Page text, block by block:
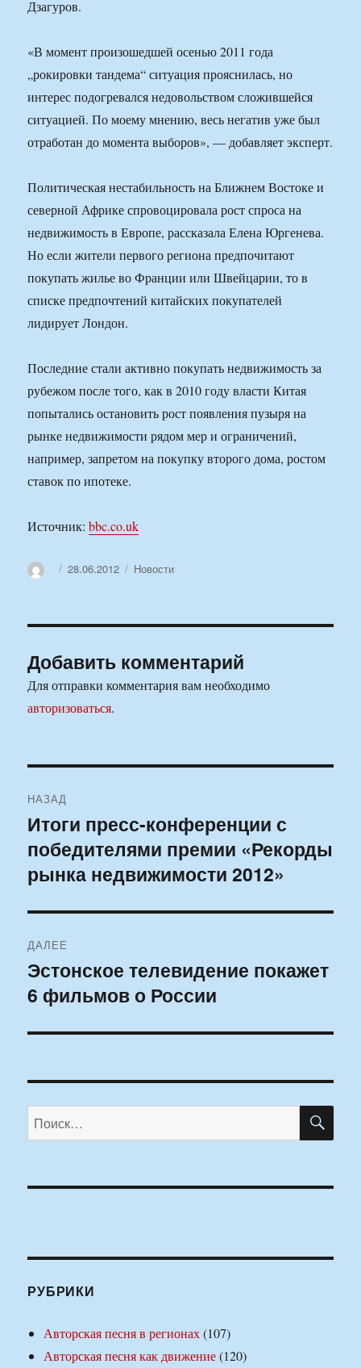
Дзагуров.
«В момент произошедшей осенью 2011 года
„рокировки тандема“ ситуация прояснилась, но
интерес подогревался недовольством сложившейся
ситуацией. По моему мнению, весь негатив уже был
отработан до момента выборов», — добавляет эксперт.
Политическая нестабильность на Ближнем Востоке и
северной Африке спровоцировала рост спроса на
недвижимость в Европе, рассказала Елена Юргенева.
Но если жители первого региона предпочитают
покупать жилье во Франции или Швейцарии, то в
списке предпочтений китайских покупателей
лидирует Лондон.
Последние стали активно покупать недвижимость за
рубежом после того, как в 2010 году власти Китая
попытались остановить рост появления пузыря на
рынке недвижимости рядом мер и ограничений,
например, запретом на покупку второго дома, ростом
ставок по ипотеке.
Источник:bbc.co.uk
АвторОпубликовано
28.06.2012 Рубрики
Новости
Добавить комментарий
Для отправки комментария вам необходимо
авторизоваться.
по
записям
НАЗАД
Предыдущая
запись:
Итоги пресс-конференции с
победителями премии «Рекорды
рынка недвижимости 2012»
ДАЛЕЕ
Следующая
запись:
Эстонское телевидение покажет
6 фильмов о России
Искать:
РУБРИКИ
Авторская песня в регионах(107)
Авторская песня как движение(120)